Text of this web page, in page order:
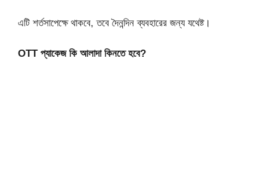
এটি শর্তসাপেক্ষে থাকবে, তবে দৈনন্দিন ব্যবহারের জন্য যথেষ্ট।
OTT প্যাকেজ কি আলাদা কিনতে হবে?